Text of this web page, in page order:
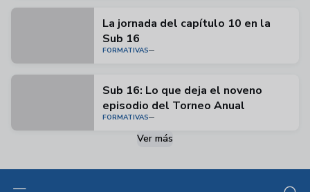
La jornada del capítulo 10 en la
Sub 16
FORMATIVAS
Sub 16: Lo que deja el noveno
episodio del Torneo Anual
FORMATIVAS
Ver más